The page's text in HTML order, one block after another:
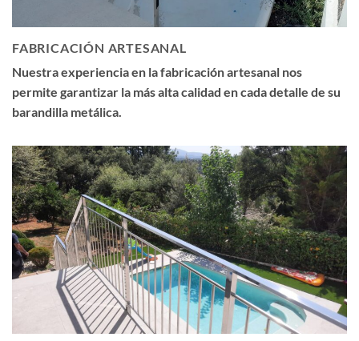
FABRICACIÓN ARTESANAL
Nuestra experiencia en la fabricación artesanal nos
permite garantizar la más alta calidad en cada detalle de su
barandilla metálica.